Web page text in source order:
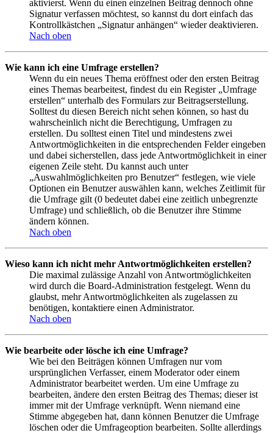
aktivierst. Wenn du einen einzelnen Beitrag dennoch ohne
Signatur verfassen möchtest, so kannst du dort einfach das
Kontrollkästchen „Signatur anhängen“ wieder deaktivieren.
Nach oben
Wie kann ich eine Umfrage erstellen?
Wenn du ein neues Thema eröffnest oder den ersten Beitrag
eines Themas bearbeitest, findest du ein Register „Umfrage
erstellen“ unterhalb des Formulars zur Beitragserstellung.
Solltest du diesen Bereich nicht sehen können, so hast du
wahrscheinlich nicht die Berechtigung, Umfragen zu
erstellen. Du solltest einen Titel und mindestens zwei
Antwortmöglichkeiten in die entsprechenden Felder eingeben
und dabei sicherstellen, dass jede Antwortmöglichkeit in einer
eigenen Zeile steht. Du kannst auch unter
„Auswahlmöglichkeiten pro Benutzer“ festlegen, wie viele
Optionen ein Benutzer auswählen kann, welches Zeitlimit für
die Umfrage gilt (0 bedeutet dabei eine zeitlich unbegrenzte
Umfrage) und schließlich, ob die Benutzer ihre Stimme
ändern können.
Nach oben
Wieso kann ich nicht mehr Antwortmöglichkeiten erstellen?
Die maximal zulässige Anzahl von Antwortmöglichkeiten
wird durch die Board-Administration festgelegt. Wenn du
glaubst, mehr Antwortmöglichkeiten als zugelassen zu
benötigen, kontaktiere einen Administrator.
Nach oben
Wie bearbeite oder lösche ich eine Umfrage?
Wie bei den Beiträgen können Umfragen nur vom
ursprünglichen Verfasser, einem Moderator oder einem
Administrator bearbeitet werden. Um eine Umfrage zu
bearbeiten, ändere den ersten Beitrag des Themas; dieser ist
immer mit der Umfrage verknüpft. Wenn niemand eine
Stimme abgegeben hat, dann können Benutzer die Umfrage
löschen oder die Umfrageoption bearbeiten. Sollte allerdings